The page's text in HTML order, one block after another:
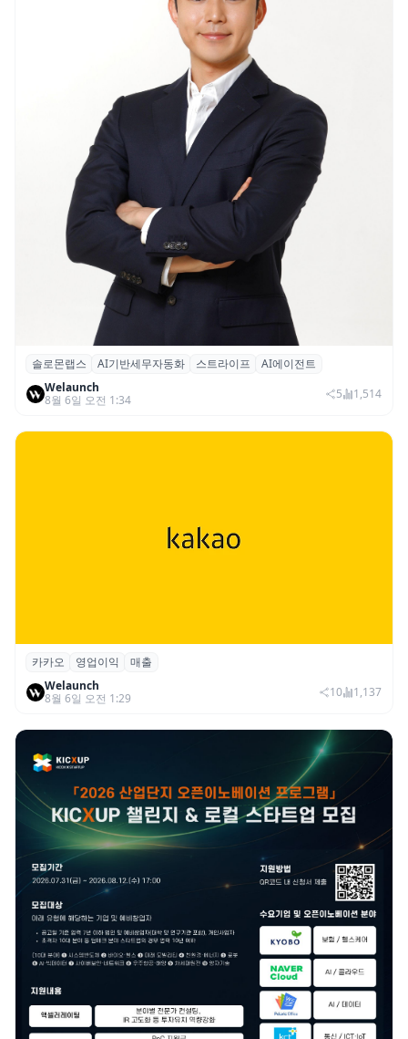
솔로몬랩스, 스트라이프 출신 이창헌 영입…
절세 전략 AI 에이전트 개발 본격화
솔로몬랩스 AI기반세무자동화 스트라이프
AI에이전트
Welaunch
8월 6일 오전 1:34
5 1,514
카카오, 2026년 2분기 매출 2조985억·영업
이익 2770억…역대 분기 최대
카카오 영업이익
매출
Welaunch
8월 6일 오전 1:29
10 1,137